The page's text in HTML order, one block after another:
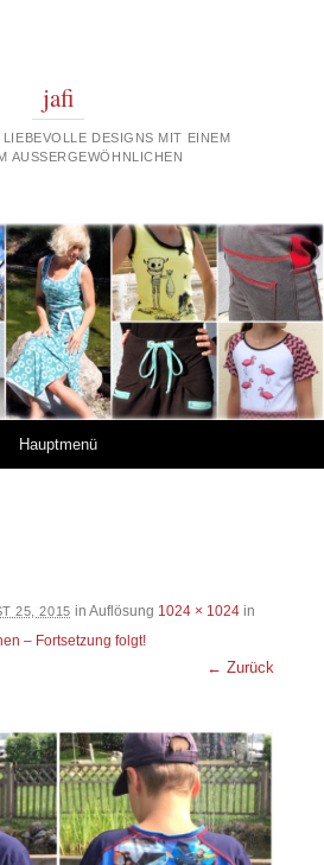
jafi
DESIGNS MIT EINEM
AUSSERGEWÖHNLICHEN
Hauptmenü
25, 2015 in Auflösung 1024 × 1024in
– Fortsetzung folgt!
← Zurück